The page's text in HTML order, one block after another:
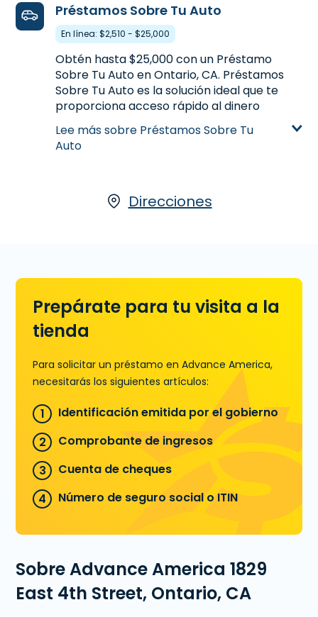
Pago hasta $255, o llamanos(909) 460-
5958para averiguar la cantidad de dinero
que podrías precalificar antes de venir a la
sucursal.
Aprende más sobre Préstamos de Día de
Pago
Préstamos Sobre Tu Auto
En línea: $2,510 - $25,000
Obtén hasta $25,000 con un Préstamo
Sobre Tu Auto en Ontario, CA. Préstamos
Sobre Tu Auto es la solución ideal que te
proporciona acceso rápido al dinero
basado en la valoración de tu automóvil. Si
has saldado tu auto y tienes el título,
comienza tu solicitud con nuestro socio,
460-5958hoy para más información.
Lee más sobre Préstamos Sobre Tu
Auto
Direcciones
Prepárate para tu visita a la
tienda
Para solicitar un préstamo en Advance America,
necesitarás los siguientes artículos:
Identificación emitida por el gobierno
Comprobante de ingresos
Cuenta de cheques
Número de seguro social o ITIN
Sobre Advance America 1829
East 4th Street, Ontario, CA